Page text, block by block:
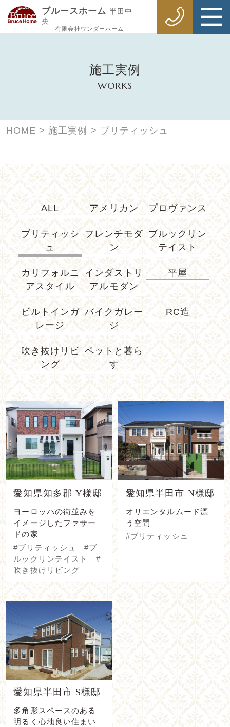
ブルースホーム半田中
央
有限会社ワンダーホーム
施工実例
WORKS
HOME >施工実例 > ブリティッシュ
ALL アメリカン プロヴァンス
ブリティッシ
ュ
フレンチモダ
ン
ブルックリン
テイスト
カリフォルニ
アスタイル
インダストリ
アルモダン
平屋
ビルトインガ
レージ
バイクガレー
ジ
RC造
吹き抜けリビ
ング
ペットと暮ら
す
愛知県知多郡 Y様邸
ヨーロッパの街並みを
イメージしたファサー
ドの家
#ブリティッシュ #ブ
ルックリンテイスト #
吹き抜けリビング
愛知県半田市 N様邸
オリエンタルムード漂
う空間
#ブリティッシュ
愛知県半田市 S様邸
多角形スペースのある
明るく心地良い住まい